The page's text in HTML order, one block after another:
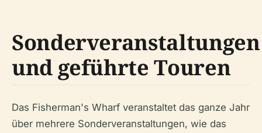
Sonderveranstaltungen
und geführte Touren
Das Fisherman's Wharf veranstaltet das ganze Jahr
über mehrere Sonderveranstaltungen, wie das